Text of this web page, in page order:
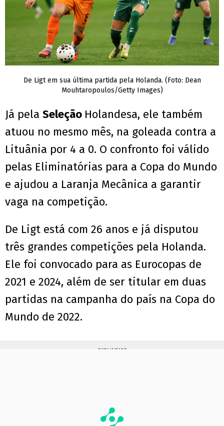
De Ligt em sua última partida pela Holanda. (Foto: Dean
Mouhtaropoulos/Getty Images)
Já pela Seleção Holandesa, ele também
atuou no mesmo mês, na goleada contra a
Lituânia por 4 a 0. O confronto foi válido
pelas Eliminatórias para a Copa do Mundo
e ajudou a Laranja Mecânica a garantir
vaga na competição.
De Ligt está com 26 anos e já disputou
três grandes competições pela Holanda.
Ele foi convocado para as Eurocopas de
2021 e 2024, além de ser titular em duas
partidas na campanha do país na Copa do
Mundo de 2022.
PUBLICIDADE